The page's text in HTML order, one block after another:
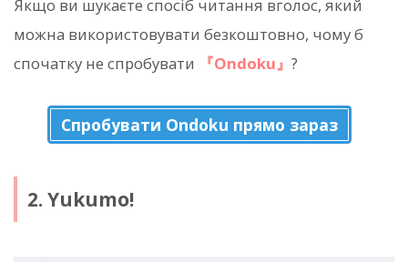
Якщо ви шукаєте спосіб читання вголос, який
можна використовувати безкоштовно, чому б
спочатку не спробувати
『Ondoku』 ?
Спробувати Ondoku прямо зараз
2. Yukumo!